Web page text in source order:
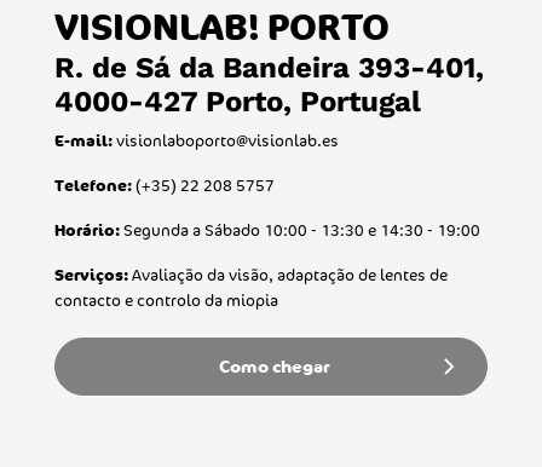
VISIONLAB! PORTO
R. de Sá da Bandeira 393-401,
4000-427 Porto, Portugal
E-mail:visionlaboporto@visionlab.es
Telefone:(+35) 22 208 5757
Horário:Segunda a Sábado 10:00 - 13:30 e 14:30 - 19:00
Serviços:Avaliação da visão, adaptação de lentes de
contacto e controlo da miopia
Como chegar